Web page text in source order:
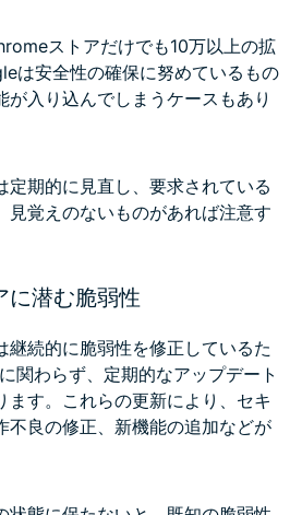
ストアだけでも10万以上の拡
は安全性の確保に努めているもの
が入り込んでしまうケースもあり
定期的に見直し、要求されている
見覚えのないものがあれば注意す
に潜む脆弱性
継続的に脆弱性を修正しているた
関わらず、定期的なアップデート
ます。これらの更新により、セキ
不良の修正、新機能の追加などが